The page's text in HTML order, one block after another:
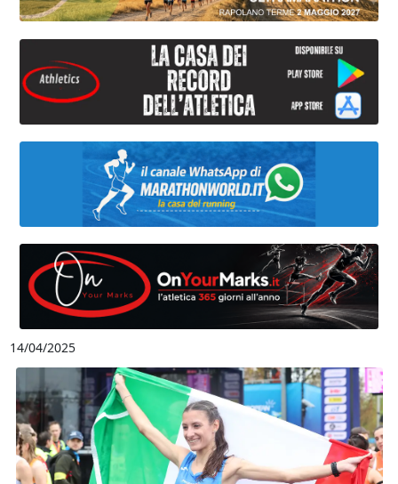
14/04/2025